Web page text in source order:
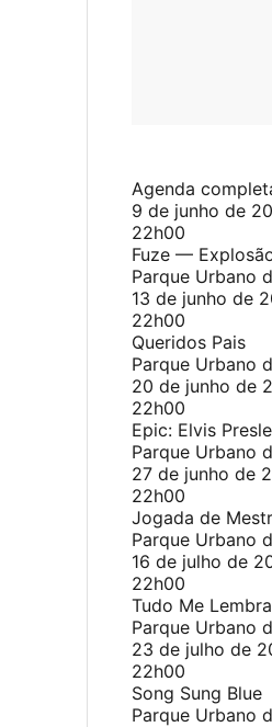
Agenda
9 de junho de
22h00
Fuze —
Parque Urbano
13 de junho de
22h00
Queridos Pais
Parque Urbano
20 de junho de
22h00
Epic: Elvis
Parque Urbano
27 de junho de
22h00
Jogada de
Parque Urbano
16 de julho de
22h00
Tudo Me
Parque Urbano
23 de julho de
22h00
Song Sung Blue
Parque Urbano